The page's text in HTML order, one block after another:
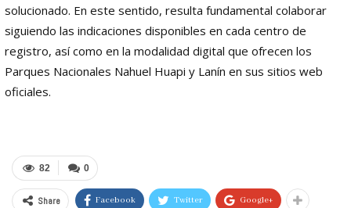
solucionado. En este sentido, resulta fundamental colaborar
siguiendo las indicaciones disponibles en cada centro de
registro, así como en la modalidad digital que ofrecen los
Parques Nacionales Nahuel Huapi y Lanín en sus sitios web
oficiales.
0
82
Share Facebook Twitter Google+